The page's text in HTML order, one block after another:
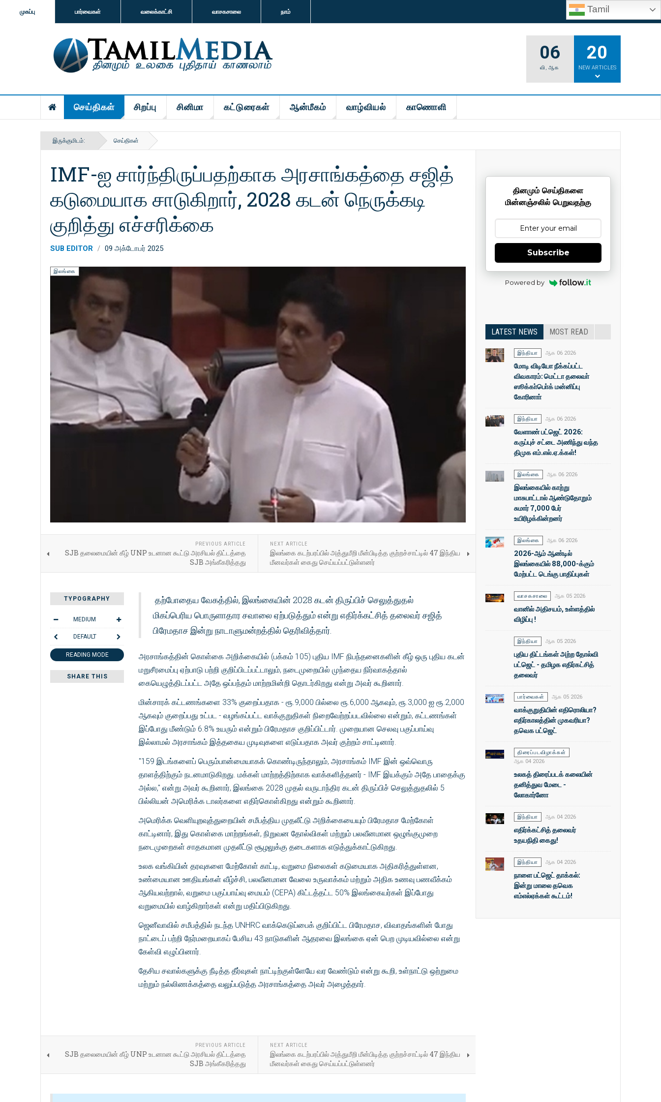
முகப்பு பார்வைகள் வலைக்காட்சி வாசகசாலை நாம் Tamil
06
வி,ஆக
20
NEW ARTICLES
செய்திகள் சிறப்பு சினிமா கட்டுரைகள் ஆன்மீகம் வாழ்வியல் காணொளி
இருக்குமிடம்: செய்திகள்
IMF-ஐ சார்ந்திருப்பதற்காக அரசாங்கத்தை சஜித்
கடுமையாக சாடுகிறார், 2028 கடன் நெருக்கடி
குறித்து எச்சரிக்கை
SUB EDITOR 09 அக்டோபர் 2025
இலங்கை
PREVIOUS ARTICLE
SJB தலைமையின் கீழ் UNP உடனான கூட்டு அரசியல் திட்டத்தை
SJB அங்கீகரித்தது
NEXT ARTICLE
இலங்கை கடற்பரப்பில் அத்துமீறி மீன்பிடித்த குற்றச்சாட்டில் 47 இந்திய
மீனவர்கள் கைது செய்யப்பட்டுள்ளனர்
TYPOGRAPHY
MEDIUM
DEFAULT
READING MODE
SHARE THIS
தற்போதைய வேகத்தில், இலங்கையின் 2028 கடன் திருப்பிச் செலுத்துதல்
மிகப்பெரிய பொருளாதார சவாலை ஏற்படுத்தும் என்று எதிர்க்கட்சித் தலைவர் சஜித்
பிரேமதாச இன்று நாடாளுமன்றத்தில் தெரிவித்தார்.
அரசாங்கத்தின் கொள்கை அறிக்கையில் (பக்கம் 105) புதிய IMF நிபந்தனைகளின் கீழ் ஒரு புதிய கடன்
மறுசீரமைப்பு ஏற்பாடு பற்றி குறிப்பிடப்பட்டாலும், நடைமுறையில் முந்தைய நிர்வாகத்தால்
கையெழுத்திடப்பட்ட அதே ஒப்பந்தம் மாற்றமின்றி தொடர்கிறது என்று அவர் கூறினார்.
மின்சாரக் கட்டணங்களை 33% குறைப்பதாக - ரூ.9,000 பில்லை ரூ.6,000 ஆகவும், ரூ.3,000 ஐ ரூ.2,000
ஆகவும் குறைப்பது உட்பட - வழங்கப்பட்ட வாக்குறுதிகள் நிறைவேற்றப்படவில்லை என்றும், கட்டணங்கள்
இப்போது மீண்டும் 6.8% உயரும் என்றும் பிரேமதாச குறிப்பிட்டார். முறையான செலவு பகுப்பாய்வு
இல்லாமல் அரசாங்கம் இத்தகைய முடிவுகளை எடுப்பதாக அவர் குற்றம் சாட்டினார்.
"159 இடங்களைப் பெரும்பான்மையாகக் கொண்டிருந்தாலும், அரசாங்கம் IMF இன் ஒவ்வொரு
தாளத்திற்கும் நடனமாடுகிறது. மக்கள் மாற்றத்திற்காக வாக்களித்தனர் - IMF இயக்கும் அதே பாதைக்கு
அல்ல," என்று அவர் கூறினார், இலங்கை 2028 முதல் வருடாந்திர கடன் திருப்பிச் செலுத்துதலில் 5
பில்லியன் அமெரிக்க டாலர்களை எதிர்கொள்கிறது என்றும் கூறினார்.
அமெரிக்க வெளியுறவுத்துறையின் சமீபத்திய முதலீட்டு அறிக்கையையும் பிரேமதாச மேற்கோள்
காட்டினார், இது கொள்கை மாற்றங்கள், நிறுவன தோல்விகள் மற்றும் பலவீனமான ஒழுங்குமுறை
நடைமுறைகள் சாதகமான முதலீட்டு சூழலுக்கு தடைகளாக எடுத்துக்காட்டுகிறது.
உலக வங்கியின் தரவுகளை மேற்கோள் காட்டி, வறுமை நிலைகள் கடுமையாக அதிகரித்துள்ளன,
உண்மையான ஊதியங்கள் வீழ்ச்சி, பலவீனமான வேலை உருவாக்கம் மற்றும் அதிக உணவு பணவீக்கம்
ஆகியவற்றால், வறுமை பகுப்பாய்வு மையம் (CEPA) கிட்டத்தட்ட 50% இலங்கையர்கள் இப்போது
வறுமையில் வாழ்கிறார்கள் என்று மதிப்பிடுகிறது.
ஜெனீவாவில் சமீபத்தில் நடந்த UNHRC வாக்கெடுப்பைக் குறிப்பிட்ட பிரேமதாச, விவாதங்களின் போது
நாட்டைப் பற்றி நேர்மறையாகப் பேசிய 43 நாடுகளின் ஆதரவை இலங்கை ஏன் பெற முடியவில்லை என்று
கேள்வி எழுப்பினார்.
தேசிய சவால்களுக்கு நீடித்த தீர்வுகள் நாட்டிற்குள்ளேயே வர வேண்டும் என்று கூறி, உள்நாட்டு ஒற்றுமை
மற்றும் நல்லிணக்கத்தை வலுப்படுத்த அரசாங்கத்தை அவர் அழைத்தார்.
PREVIOUS ARTICLE
SJB தலைமையின் கீழ் UNP உடனான கூட்டு அரசியல் திட்டத்தை
SJB அங்கீகரித்தது
NEXT ARTICLE
இலங்கை கடற்பரப்பில் அத்துமீறி மீன்பிடித்த குற்றச்சாட்டில் 47 இந்திய
மீனவர்கள் கைது செய்யப்பட்டுள்ளனர்
தினமும் செய்திகளை
மின்னஞ்சலில் பெறுவதற்கு
Subscribe
Powered by
LATEST NEWS MOST READ
இந்தியா ஆக 06 2026
மோடி விடியோ நீக்கப்பட்ட
விவகாரம்: மெட்டா தலைவா்
ஸூக்கா்பொ்க் மன்னிப்பு
கோரினாா்
இந்தியா ஆக 06 2026
வேளாண் பட்ஜெட் 2026:
கருப்புச் சட்டை அணிந்து வந்த
திமுக எம்.எல்.ஏ.க்கள்!
இலங்கை ஆக 06 2026
இலங்கையில் காற்று
மாசுபாட்டால் ஆண்டுதோறும்
சுமார் 7,000 பேர்
உயிரிழக்கின்றனர்
இலங்கை ஆக 06 2026
2026-ஆம் ஆண்டில்
இலங்கையில் 88,000-க்கும்
மேற்பட்ட டெங்கு பாதிப்புகள்
வாசகசாலை ஆக 05 2026
வானில் அதிசயம், உள்ளத்தில்
விழிப்பு !
இந்தியா ஆக 05 2026
புதிய திட்டங்கள் அற்ற தோல்வி
பட்ஜெட் - தமிழக எதிர்கட்சித்
தலைவர்
பார்வைகள் ஆக 05 2026
வாக்குறுதியின் எதிரொலியா?
எதிர்காலத்தின் முகவரியா?
தவெக பட்ஜெட்
திரைப்படவிழாக்கள்
ஆக 04 2026
உலகத் திரைப்படக் கலையின்
தனித்துவ மேடை -
லோகார்னோ
இந்தியா ஆக 04 2026
எதிர்க்கட்சித் தலைவர்
உதயநிதி கைது!
இந்தியா ஆக 04 2026
நாளை பட்ஜெட் தாக்கல்:
இன்று மாலை தவெக
எம்எல்ஏக்கள் கூட்டம்!